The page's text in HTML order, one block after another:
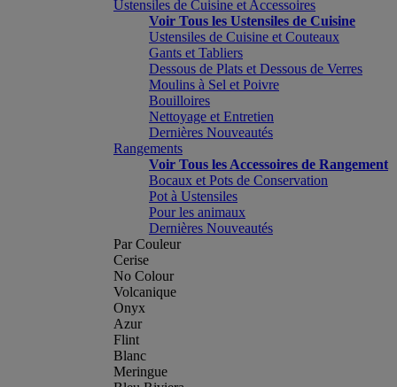
Ustensiles de Cuisine et Accessoires
Voir Tous les Ustensiles de Cuisine
Ustensiles de Cuisine et Couteaux
Gants et Tabliers
Dessous de Plats et Dessous de Verres
Moulins à Sel et Poivre
Bouilloires
Nettoyage et Entretien
Dernières Nouveautés
Rangements
Voir Tous les Accessoires de Rangement
Bocaux et Pots de Conservation
Pot à Ustensiles
Pour les animaux
Dernières Nouveautés
Par Couleur
Cerise
No Colour
Volcanique
Onyx
Azur
Flint
Blanc
Meringue